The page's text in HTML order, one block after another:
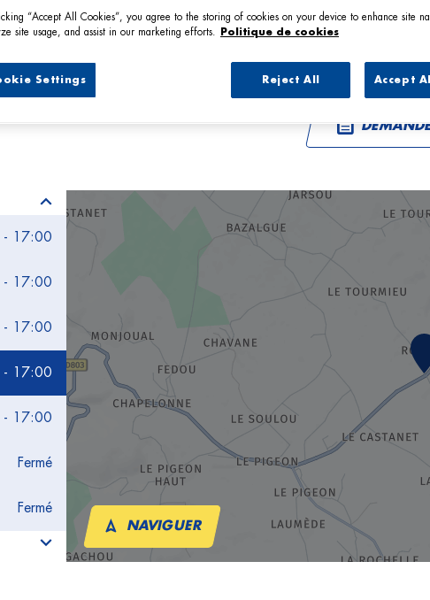
- 17:00
- 17:00
- 17:00
- 17:00
- 17:00
Fermé
Fermé
NAVIGUER
“Accept All Cookies”, you agree to the storing of cookies on your device to enhance site
site usage, and assist in our marketing efforts.
Politique de cookies
Reject All Accept
Settings